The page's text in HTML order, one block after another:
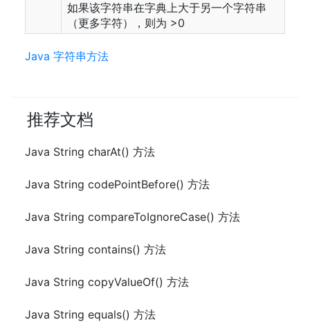
如果该字符串在字典上大于另一个字符串
（更多字符），则为 >0
Java 字符串方法
推荐文档
Java String charAt() 方法
Java String codePointBefore() 方法
Java String compareToIgnoreCase() 方法
Java String contains() 方法
Java String copyValueOf() 方法
Java String equals() 方法